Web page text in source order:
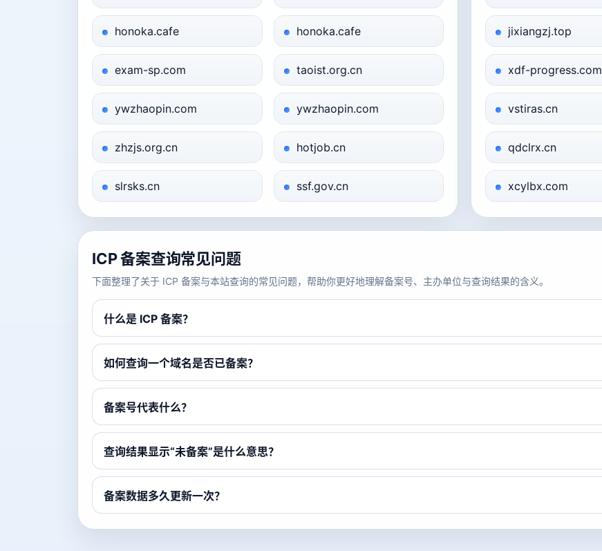
honoka.cafe honoka.cafe
exam-sp.com taoist.org.cn
ywzhaopin.com ywzhaopin.com
zhzjs.org.cn hotjob.cn
slrsks.cn ssf.gov.cn
jixiangzj.top
xdf-progress.com
vstiras.cn
qdclrx.cn
xcylbx.com
ICP 备案查询常见问题
下面整理了关于 ICP 备案与本站查询的常见问题，帮助你更好地理解备案号、主办单位与查询结果的含义。
什么是 ICP 备案？
如何查询一个域名是否已备案？
备案号代表什么？
查询结果显示“未备案”是什么意思？
备案数据多久更新一次？